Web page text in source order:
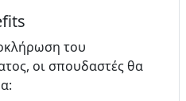
του
οι σπουδαστές θα